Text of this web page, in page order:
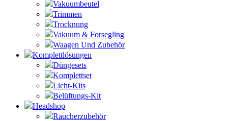
Vakuumbeutel
Trimmen
Trocknung
Vakuum & Forsegling
Waagen Und Zubehör
Komplettlösungen
Düngesets
Komplettset
Licht-Kits
Belüftungs-Kit
Headshop
Raucherzubehör